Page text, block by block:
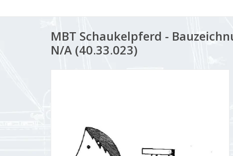
MBT Schaukelpferd -
N/A (40.33.023)